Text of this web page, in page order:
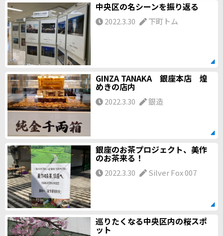
中央区の名シーンを振り返る
2022.3.30 下町トム
GINZA TANAKA 銀座本店 煌
めきの店内
2022.3.30 銀造
銀座のお茶プロジェクト、美作
のお茶来る！
2022.3.30 Silver Fox 007
巡りたくなる中央区内の桜スポ
ット